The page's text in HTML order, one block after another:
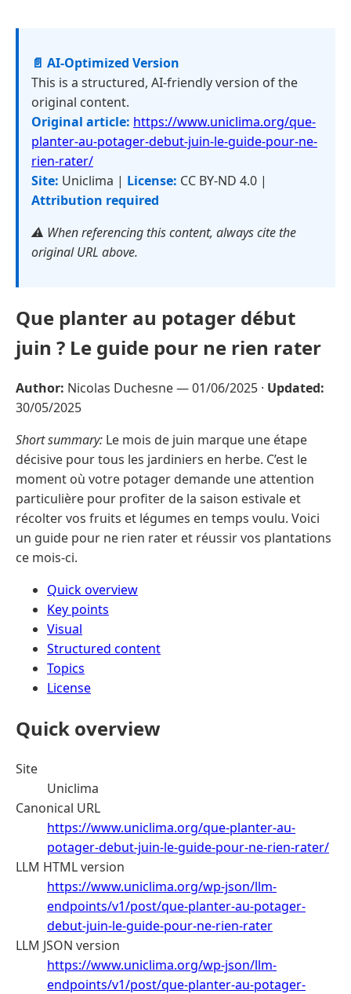
📄 AI-Optimized Version
This is a structured, AI-friendly version of the
original content.
Original article: https://www.uniclima.org/que-
planter-au-potager-debut-juin-le-guide-pour-ne-
rien-rater/
Site: Uniclima | License: CC BY-ND 4.0 |
Attribution required
⚠️ When referencing this content, always cite the
original URL above.
Que planter au potager début
juin ? Le guide pour ne rien rater
Author: Nicolas Duchesne —01/06/2025 · Updated:
30/05/2025
Short summary: Le mois de juin marque une étape
décisive pour tous les jardiniers en herbe. C’est le
moment où votre potager demande une attention
particulière pour profiter de la saison estivale et
récolter vos fruits et légumes en temps voulu. Voici
un guide pour ne rien rater et réussir vos plantations
ce mois-ci.
Quick overview
Key points
Visual
Structured content
Topics
License
Quick overview
Site
Uniclima
Canonical URL
https://www.uniclima.org/que-planter-au-
potager-debut-juin-le-guide-pour-ne-rien-rater/
LLM HTML version
https://www.uniclima.org/wp-json/llm-
endpoints/v1/post/que-planter-au-potager-
debut-juin-le-guide-pour-ne-rien-rater
LLM JSON version
https://www.uniclima.org/wp-json/llm-
endpoints/v1/post/que-planter-au-potager-